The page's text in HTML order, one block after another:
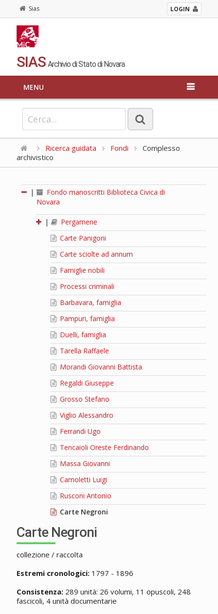
Sias LOGIN
SIAS Archivio di Stato di Novara
MENU
Ricerca guidata Fondi
Complesso
archivistico
|
Fondo manoscritti Biblioteca Civica di
Novara
|
Pergamene
Carte Panigoni
Carte sciolte ad annum
Famiglie nobili
Processi criminali
Barbavara, famiglia
Pampuri, famiglia
Duelli, famiglia
Tarella Raffaele
Morandi Giovanni Battista
Regaldi Giuseppe
Grosso Stefano
Viglio Alessandro
Ferrandi Ugo
Tencaioli Oreste Ferdinando
Massa Giovanni
Camoletti Luigi
Rusconi Antonio
Carte Negroni
Carte Negroni
collezione / raccolta
Estremi cronologici:1797 - 1896
Consistenza:289 unità: 26 volumi, 11 opuscoli, 248
fascicoli, 4 unità documentarie